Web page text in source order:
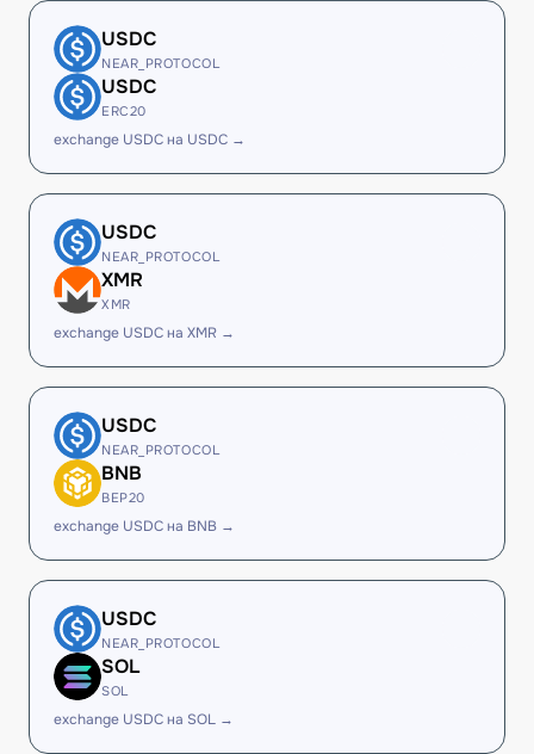
USDC
NEAR_PROTOCOL
USDC
ERC20
exchange USDC на USDC →
USDC
NEAR_PROTOCOL
XMR
XMR
exchange USDC на XMR →
USDC
NEAR_PROTOCOL
BNB
BEP20
exchange USDC на BNB →
USDC
NEAR_PROTOCOL
SOL
SOL
exchange USDC на SOL →